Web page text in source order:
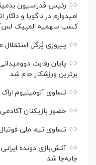
رئیس فدراسیون
امیدوارم در ناگویا و
کسب سهمیه المپیک
پیروزی پُرگل استقلال
پایان رقابت
برترین ورزشکار جام شد
تساوی آلومینیوم
حضور بازیکنان
تساوی تیم ملی
جابه‌جا شد